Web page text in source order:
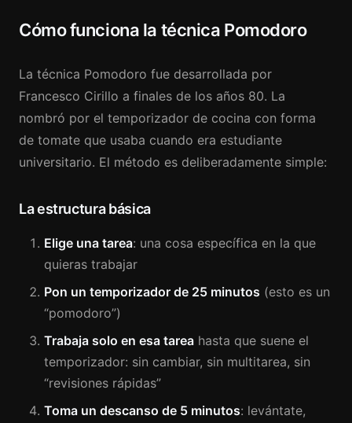
Cómo funciona la técnica Pomodoro
La técnica Pomodoro fue desarrollada por
Francesco Cirillo a finales de los años 80. La
nombró por el temporizador de cocina con forma
de tomate que usaba cuando era estudiante
universitario. El método es deliberadamente simple:
La estructura básica
Elige una tarea: una cosa específica en la que
quieras trabajar
Pon un temporizador de 25 minutos (esto es un
“pomodoro”)
Trabaja solo en esa tarea hasta que suene el
temporizador: sin cambiar, sin multitarea, sin
“revisiones rápidas”
Toma un descanso de 5 minutos: levántate,